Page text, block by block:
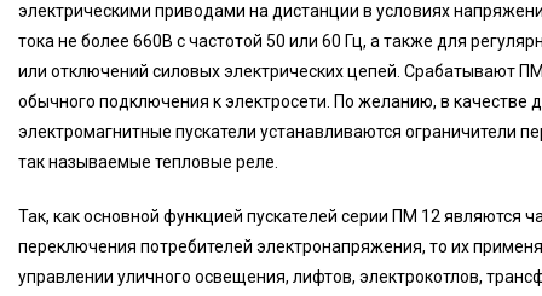
электрическими приводами на дистанции в условиях
тока не более 660В с частотой 50 или 60 Гц, а также для
или отключений силовых электрических цепей. Срабатывают
обычного подключения к электросети. По желанию, в качестве
электромагнитные пускатели устанавливаются ограничители
так называемые тепловые реле.
Так, как основной функцией пускателей серии ПМ 12 являются
переключения потребителей электронапряжения, то их
управлении уличного освещения, лифтов, электрокотлов,